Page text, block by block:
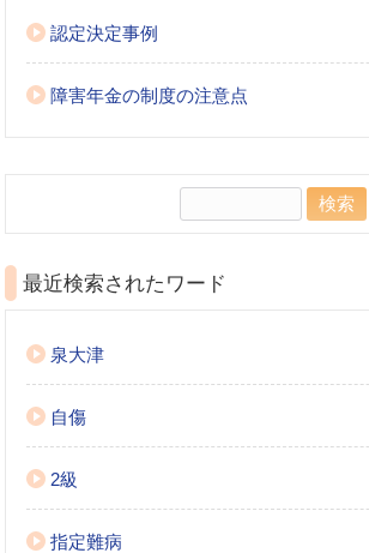
認定決定事例
障害年金の制度の注意点
最近検索されたワード
泉大津
自傷
2級
指定難病